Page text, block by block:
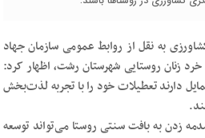
به نقل از روابط عمومی سازمان جهاد
زنان روستایی شهرستان رشت، اظهار کرد:
دارند تعطیلات خود را با تجربه لذت بخش
زدن به بافت سنتی روستا می تواند توسعه